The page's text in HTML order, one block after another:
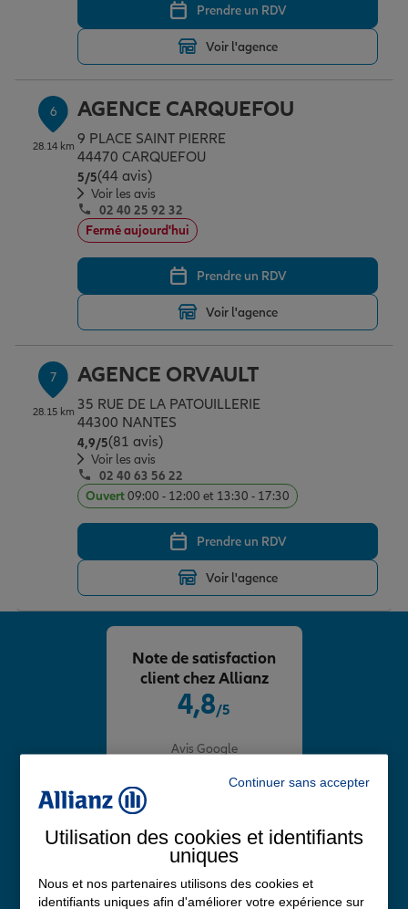
Prendre un RDV
Voir l'agence
6
28.14 km
AGENCE CARQUEFOU
9 PLACE SAINT PIERRE
44470 CARQUEFOU
5/5Note de 5 sur 5
(44 avis)
Voir les avis
02 40 25 92 32
Fermé aujourd'hui
Prendre un RDV
Voir l'agence
7
28.15 km
AGENCE ORVAULT
35 RUE DE LA PATOUILLERIE
44300 NANTES
4,9/5Note de 4.9 sur 5
(81 avis)
Voir les avis
02 40 63 56 22
Ouvert09:00 - 12:00 et 13:30 - 17:30
Prendre un RDV
Voir l'agence
4,8/5
Avis Google
Note de satisfaction
client chez Allianz
Continuer sans accepter
Utilisation des cookies et identifiants
uniques
Nous et nos partenaires utilisons des cookies et
identifiants uniques afin d'améliorer votre expérience sur